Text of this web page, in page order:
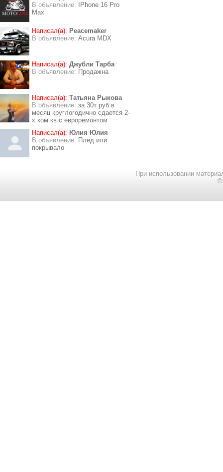
В объявление:
IPhone 16 Pro
Max
Написал(а): Peacemaker
В объявление: Acura MDX
Написал(а): Джубли Тарба
В объявление: Продажна
Написал(а): Татьяна Рыкова
В объявление: за 30т руб в
месяц круглогодично сдается 2-
х ком кв с евроремонтом
Написал(а): Юлия Юлия
В объявление: Плед или
покрывало
При использовании